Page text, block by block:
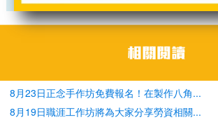
8月23日正念手作坊免費報名！在製作八角...
8月19日職涯工作坊將為大家分享勞資相關...